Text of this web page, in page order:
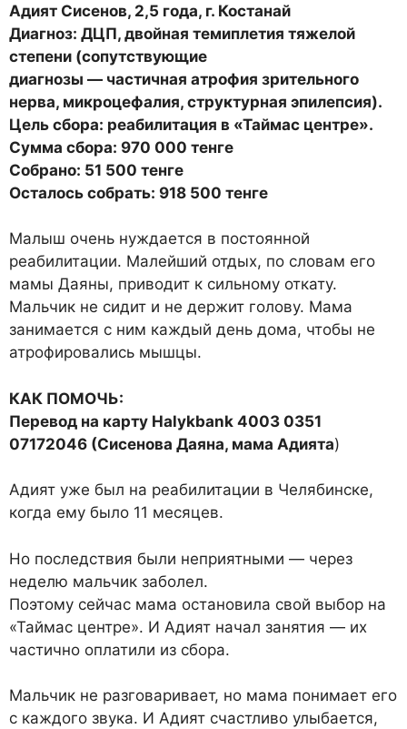
Адият Сисенов, 2,5 года, г. Костанай
Диагноз: ДЦП, двойная темиплетия тяжелой
степени (сопутствующие
диагнозы — частичная атрофия зрительного
нерва, микроцефалия, структурная эпилепсия).
Цель сбора: реабилитация в «Таймас центре».
Сумма сбора: 970 000 тенге
Собрано: 51 500 тенге
Осталось собрать: 918 500 тенге
Малыш очень нуждается в постоянной
реабилитации. Малейший отдых, по словам его
мамы Даяны, приводит к сильному откату.
Мальчик не сидит и не держит голову. Мама
занимается с ним каждый день дома, чтобы не
атрофировались мышцы.
КАК ПОМОЧЬ:
Перевод на карту Halykbank 4003 0351
07172046 (Сисенова Даяна, мама Адията)
Адият уже был на реабилитации в Челябинске,
когда ему было 11 месяцев.
Но последствия были неприятными — через
неделю мальчик заболел.
Поэтому сейчас мама остановила свой выбор на
«Таймас центре». И Адият начал занятия — их
частично оплатили из сбора.
Мальчик не разговаривает, но мама понимает его
с каждого звука. И Адият счастливо улыбается,